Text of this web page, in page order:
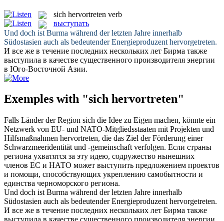
sich hervortreten verb
выступать
Und doch ist Burma während der letzten Jahre innerhalb
Südostasien auch als bedeutender Energieproduzent hervorgetreten.
И все же в течение последних нескольких лет Бирма также
выступила в качестве существенного производителя энергии
в Юго-Восточной Азии.
Exemples with "sich hervortreten"
Falls Länder der Region sich die Idee zu Eigen machen, könnte ein
Netzwerk von EU- und NATO-Mitgliedsstaaten mit Projekten und
Hilfsmaßnahmen hervortreten, die das Ziel der Förderung einer
Schwarzmeeridentität und -gemeinschaft verfolgen. Если страны
региона ухватятся за эту идею, содружество нынешних
членов ЕС и НАТО может выступить предложением проектов
и помощи, способствующих укреплению самобытности и
единства черноморского региона.
Und doch ist Burma während der letzten Jahre innerhalb
Südostasien auch als bedeutender Energieproduzent hervorgetreten.
И все же в течение последних нескольких лет Бирма также